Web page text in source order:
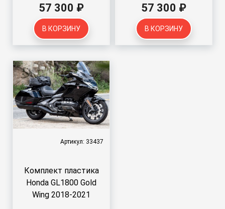
57 300 ₽
В КОРЗИНУ
57 300 ₽
В КОРЗИНУ
Артикул: 33437
Комплект пластика
Honda GL1800 Gold
Wing 2018-2021